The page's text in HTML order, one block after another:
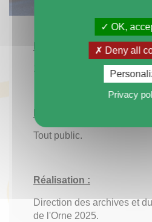
Matériel de l'exposition :
10 panneaux de L 0,80 x H
Tout public.
Réalisation :
Direction des archives et
de l'Orne 2025.
OK,
Deny all
Privacy